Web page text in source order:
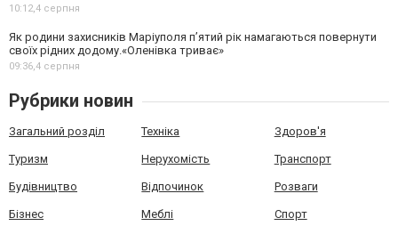
10:12,4 серпня
Як родини захисників Маріуполя пʼятий рік намагаються повернути
своїх рідних додому.«Оленівка триває»
09:36,4 серпня
Рубрики новин
Загальний розділ Техніка Здоров'я
Туризм Нерухомість Транспорт
Будівництво Відпочинок Розваги
Бізнес Меблі Спорт